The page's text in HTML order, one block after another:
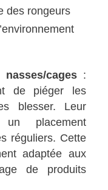
des rongeurs
cages:
de piéger les
blesser. Leur
placement
réguliers. Cette
adaptée aux
de produits